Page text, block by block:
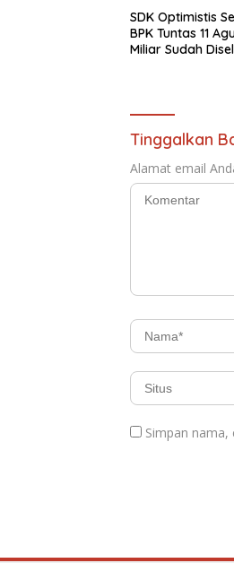
SDK Optimistis
BPK Tuntas 11
Miliar Sudah
Tinggalkan
Alamat email
Simpan